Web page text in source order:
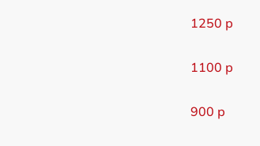
1250 р
1100 р
900 р